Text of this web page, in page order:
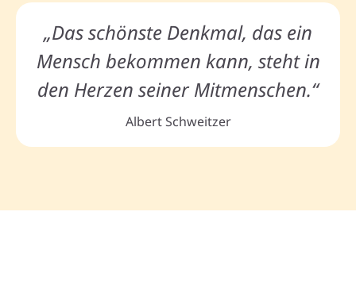
„Das schönste Denkmal, das ein
Mensch bekommen kann, steht in
den Herzen seiner Mitmenschen.“
Albert Schweitzer